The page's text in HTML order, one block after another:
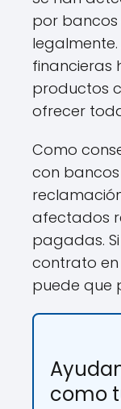
por
financieras
productos
ofrecer
Como
con
afectados
pagadas.
contrato
puede que
como